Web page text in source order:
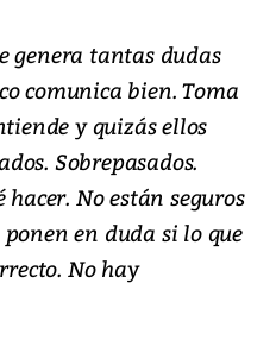
genera tantas dudas
comunica bien. Toma
y quizás ellos
Sobrepasados.
No están seguros
en duda si lo que
No hay